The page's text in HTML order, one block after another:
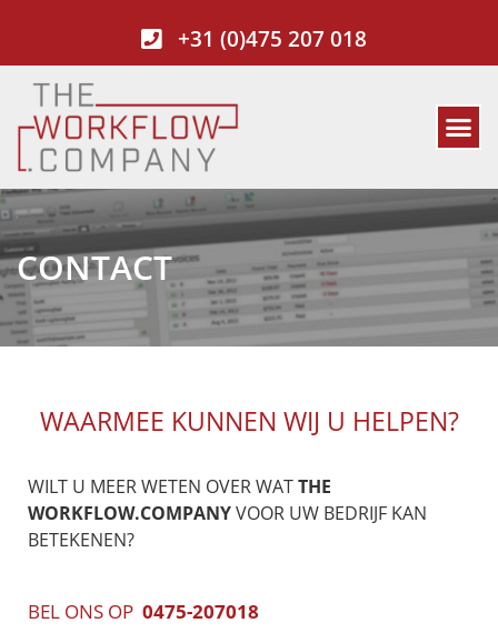
+31 (0)475 207 018
CONTACT
WAARMEE KUNNEN WIJ U HELPEN?
WILT U MEER WETEN OVER WAT‍THE
WORKFLOW.COMPANYVOOR UW BEDRIJF KAN
BETEKENEN?
BEL ONS OP 0475-207018